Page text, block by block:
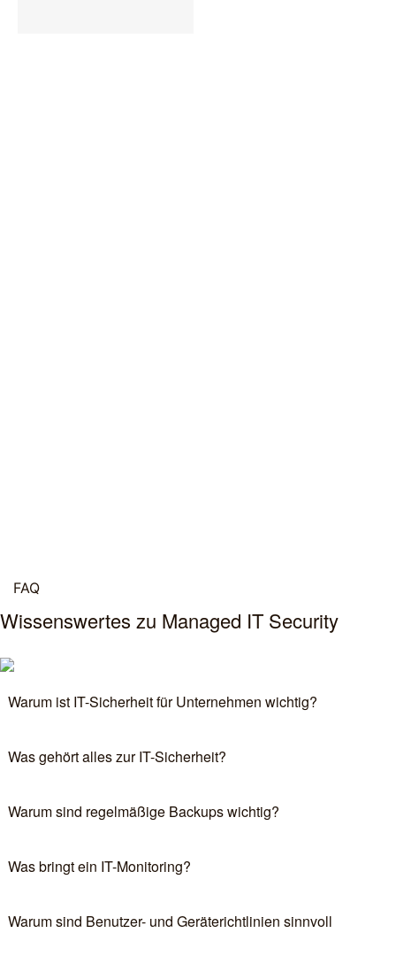
FAQ
Wis­sens­wer­tes zu Mana­ged IT Security
War­um ist IT-Sicher­heit für Unter­neh­men wichtig?
Was gehört alles zur IT-Sicherheit?
War­um sind regel­mä­ßi­ge Back­ups wichtig?
Was bringt ein IT-Monitoring?
War­um sind Benut­zer- und Gerä­te­richt­li­ni­en sinnvoll